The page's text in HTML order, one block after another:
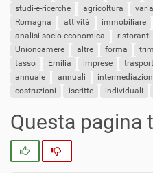
studi-e-ricerche
agricoltura
Romagna
attività immobiliare
analisi-socio-economica
ristoranti
Unioncamere
altre forma
tasso
Emilia imprese
annuale
annuali
costruzioni
iscritte individuali
Questa pagina